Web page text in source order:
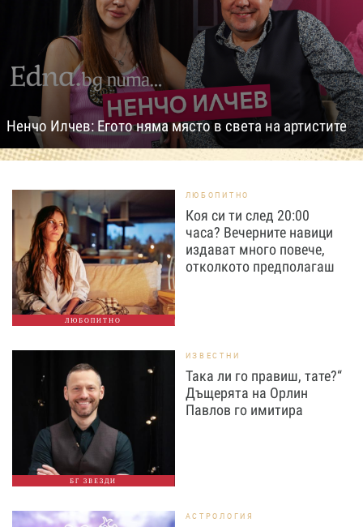
Ненчо Илчев: Егото няма място в света на артистите
ЛЮБОПИТНО
ЛЮБОПИТНО
Коя си ти след 20:00
часа? Вечерните навици
издават много повече,
отколкото предполагаш
БГ ЗВЕЗДИ
ИЗВЕСТНИ
Така ли го правиш, тате?“
Дъщерята на Орлин
Павлов го имитира
АСТРОЛОГИЯ